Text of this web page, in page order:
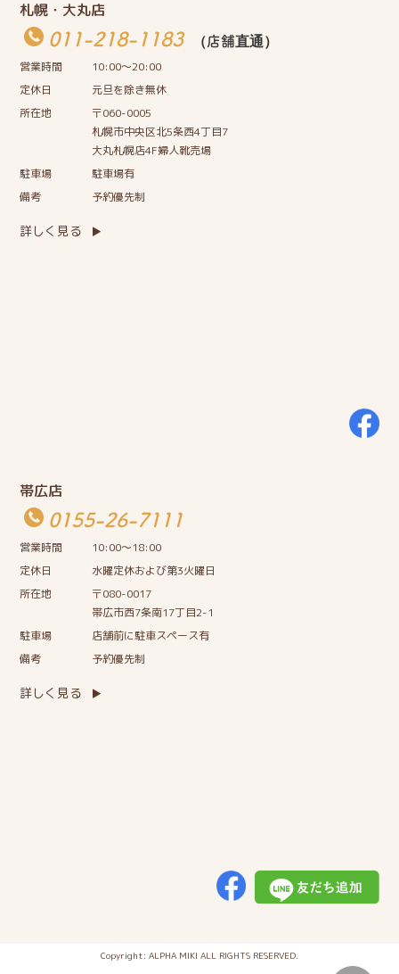
札幌・大丸店
011-218-1183
（店舗直通）
営業時間
10:00〜20:00
定休日
元旦を除き無休
所在地
〒060-0005
札幌市中央区北5条西4丁目7
大丸札幌店4F婦人靴売場
駐車場
駐車場有
備考
予約優先制
詳しく見る
帯広店
0155-26-7111
営業時間
10:00〜18:00
定休日
水曜定休および第3火曜日
所在地
〒080-0017
帯広市西7条南17丁目2-1
駐車場
店舗前に駐車スペース有
備考
予約優先制
詳しく見る
Copyright: ALPHA MIKI ALL RIGHTS RESERVED.